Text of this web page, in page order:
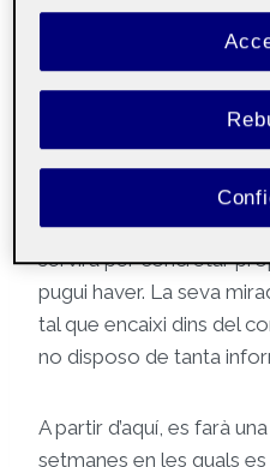
Així i tot, l’inici del
s’està treballant des de
i aportacions que van
tenir-lo acabat a finals
seva presentació als
servirà per concretar
pugui haver. La seva
tal que encaixi dins del
no disposo de tanta
A partir d’aquí, es farà
setmanes en les quals